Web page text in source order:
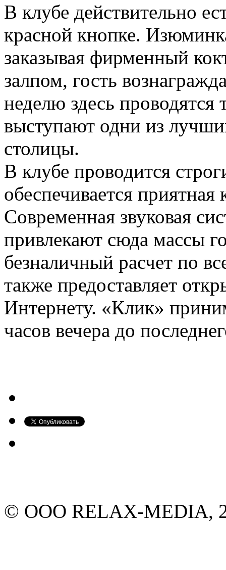
В клубе действительно
красной кнопке.
заказывая фирменный
залпом, гость
неделю здесь проводятся
выступают одни из
столицы.
В клубе проводится
обеспечивается
Современная звуковая
привлекают сюда массы
безналичный расчет по
также предоставляет
Интернету. «Клик»
часов вечера до
© ООО RELAX-MEDIA,